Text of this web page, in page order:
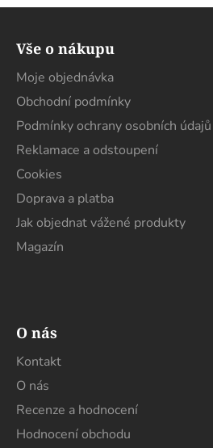
l
p
r
ý
Z
Vše o nákupu
Moje objednávka
Obchodní podmínky
Podmínky ochrany osobních údajů
Reklamace a odstoupení
Cookies
Doprava a platba
Jak objednat vážené produkty
Magazín
O nás
Kontakt
O nás
Recenze a hodnocení
Hodnocení obchodu